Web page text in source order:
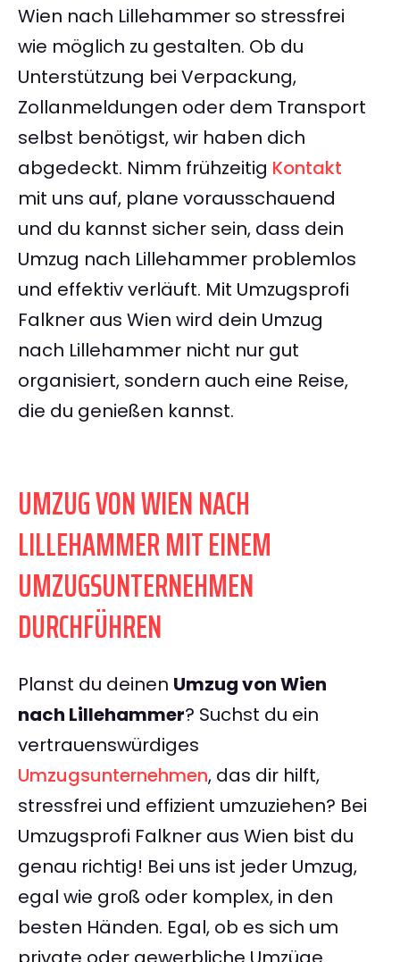
Wien nach Lillehammer so stressfrei
wie möglich zu gestalten. Ob du
Unterstützung bei Verpackung,
Zollanmeldungen oder dem Transport
selbst benötigst, wir haben dich
abgedeckt. Nimm frühzeitig Kontakt
mit uns auf, plane vorausschauend
und du kannst sicher sein, dass dein
Umzug nach Lillehammer problemlos
und effektiv verläuft. Mit Umzugsprofi
Falkner aus Wien wird dein Umzug
nach Lillehammer nicht nur gut
organisiert, sondern auch eine Reise,
die du genießen kannst.
UMZUG VON WIEN NACH
LILLEHAMMER MIT EINEM
UMZUGSUNTERNEHMEN
DURCHFÜHREN
Planst du deinen Umzug von Wien
nach Lillehammer? Suchst du ein
vertrauenswürdiges
Umzugsunternehmen, das dir hilft,
stressfrei und effizient umzuziehen? Bei
Umzugsprofi Falkner aus Wien bist du
genau richtig! Bei uns ist jeder Umzug,
egal wie groß oder komplex, in den
besten Händen. Egal, ob es sich um